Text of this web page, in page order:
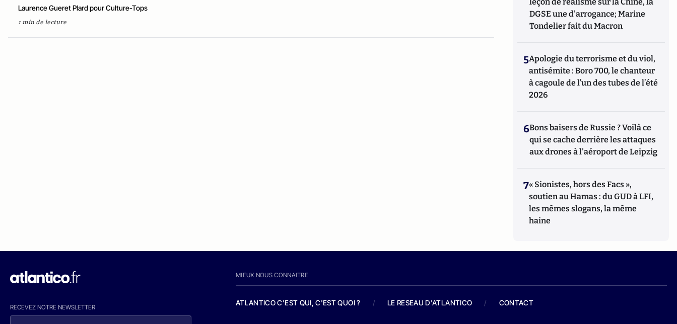
Laurence Gueret Plard pour Culture-Tops
1 min de lecture
DGSE une d'arrogance; Marine
Tondelier fait du Macron
5Apologie du terrorisme et du viol,
antisémite : Boro 700, le chanteur
à cagoule de l’un des tubes de l’été
2026
6Bons baisers de Russie ? Voilà ce
qui se cache derrière les attaques
aux drones à l'aéroport de Leipzig
7« Sionistes, hors des Facs »,
soutien au Hamas : du GUD à LFI,
les mêmes slogans, la même
haine
RECEVEZ NOTRE NEWSLETTER
MIEUX NOUS CONNAITRE
ATLANTICO C'EST QUI, C'EST QUOI ? / LE RESEAU D'ATLANTICO / CONTACT